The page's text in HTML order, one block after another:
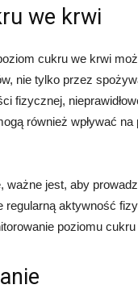
we krwi
cukru we krwi
nie tylko przez
fizycznej,
również wpływać
ważne jest, aby
regularną aktywność
poziomu